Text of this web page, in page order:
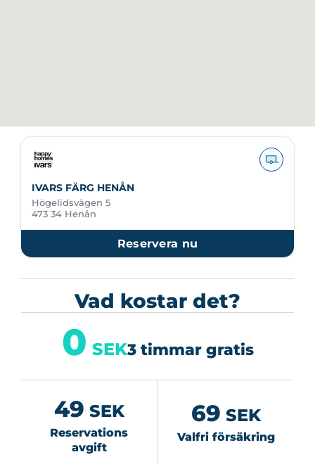
IVARS FÄRG HENÅN
Högelidsvägen 5
473 34 Henån
Reservera nu
Vad kostar det?
49 SEK
Reservations
avgift
0 SEK3 timmar gratis
69 SEK
Valfri försäkring